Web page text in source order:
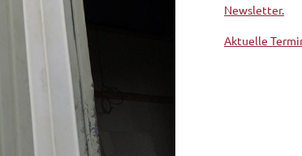
Newsletter.
Aktuelle